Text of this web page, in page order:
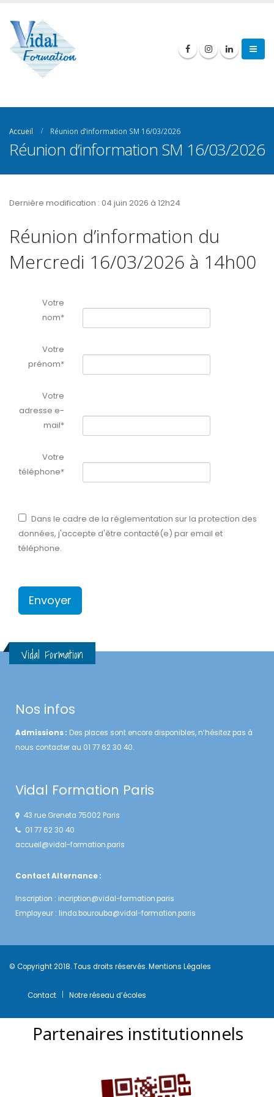
Accueil Réunion d’information SM 16/03/2026
Réunion d’information SM 16/03/2026
Dernière modification : 04 juin 2026 à 12h24
Réunion d’information du
Mercredi 16/03/2026 à 14h00
Votre
nom*
Votre
prénom*
Votre
adresse e-
mail*
Votre
téléphone*
Dans le cadre de la réglementation sur la protection des
données, j'accepte d'être contacté(e) par email et
téléphone.
Vidal Formation
Nos infos
Admissions : Des places sont encore disponibles, n’hésitez pas à
nous contacter au 01 77 62 30 40.
Vidal Formation Paris
43 rue Greneta 75002 Paris
01 77 62 30 40
accueil@vidal-formation.paris
Contact Alternance :
Inscription : incription@vidal-formation.paris
Employeur : linda.bourouba@vidal-formation.paris
© Copyright 2018. Tous droits réservés.Mentions Légales
Contact Notre réseau d’écoles
Partenaires institutionnels